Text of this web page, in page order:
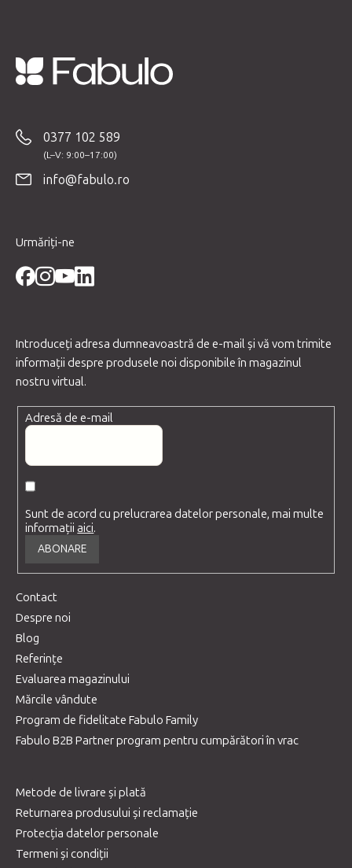
0377 102 589
info@fabulo.ro
Urmăriți-ne
Introduceţi adresa dumneavoastră de e-mail şi vă vom trimite
informaţii despre produsele noi disponibile în magazinul
nostru virtual.
Adresă de e-mail
Sunt de acord cu prelucrarea datelor personale, mai multe
informațiiaici.
ABONARE
Contact
Despre noi
Blog
Referințe
Evaluarea magazinului
Mărcile vândute
Program de fidelitate Fabulo Family
Fabulo B2B Partner program pentru cumpărători în vrac
Metode de livrare și plată
Returnarea produsului și reclamație
Protecția datelor personale
Termeni și condiții